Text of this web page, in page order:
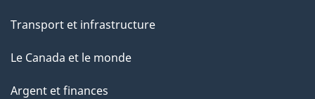
Transport et infrastructure
Le Canada et le monde
Argent et finances